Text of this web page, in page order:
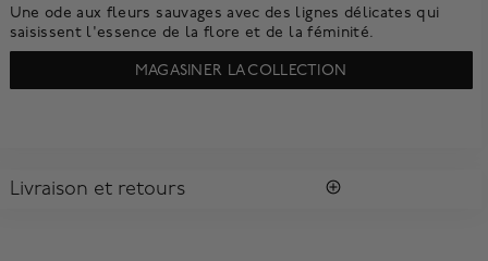
Une ode aux fleurs sauvages avec des lignes délicates qui
saisissent l'essence de la flore et de la féminité.
MAGASINER LA COLLECTION
Livraison et retours